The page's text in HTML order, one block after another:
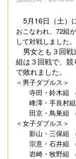
5月16日（土）
おこなわれ、72組
して対戦しました。
男女とも３回戦
組は３回戦で、
で敗れました。
＜男子ダブルス＞
寺田・鈴木組
峰澤・手良村
田京・鳥巣組
＜女子ダブルス＞
影山・三保組
宗意・石井組
岩崎・ 牧野組